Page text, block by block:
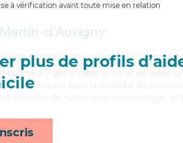
à vérification avant toute mise en relation
plus de profils
d'Auxigny
a 7 ans d'expérience et possède
Maitrisant bien la maladie de